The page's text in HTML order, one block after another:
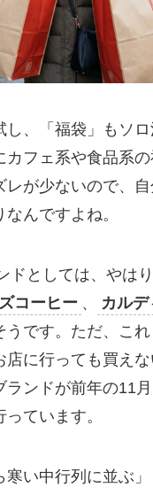
し、「福袋」もソ
カフェ系や食品系
レが少ないので、
んですよね。
ドとしては、やはり
コーヒー 、 カルデ
うです。ただ、こ
店に行っても買え
ランドが前年の11
ています。
寒い中行列に並ぶ